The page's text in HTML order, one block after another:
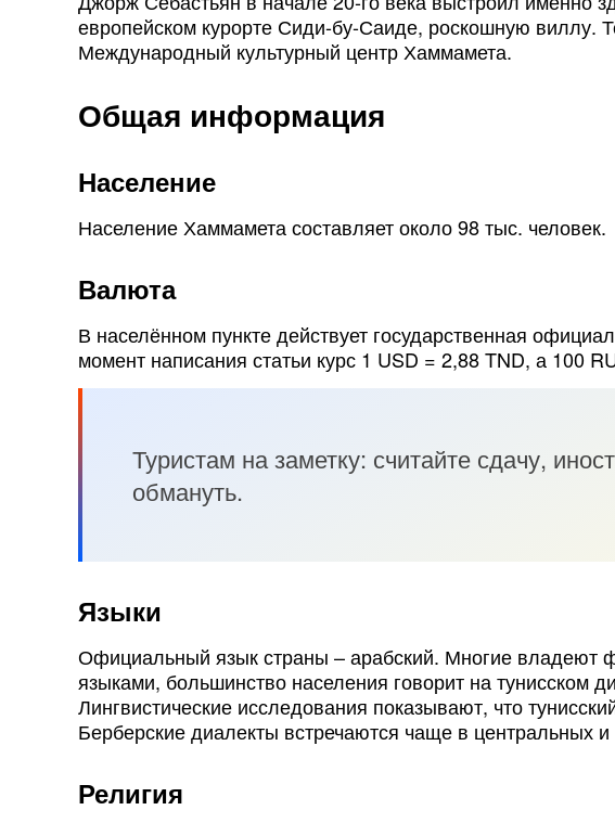
европейском курорте Сиди-бу-Саиде, роскошную виллу.
Международный культурный центр Хаммамета.
Общая информация
Население
Население Хаммамета составляет около 98 тыс. человек.
Валюта
В населённом пункте действует государственная
момент написания статьи курс 1 USD = 2,88 TND, а 100
Туристам на заметку: считайте сдачу,
обмануть.
Языки
Официальный язык страны – арабский. Многие владеют
языками, большинство населения говорит на тунисском
Лингвистические исследования показывают, что
Берберские диалекты встречаются чаще в центральных
Религия